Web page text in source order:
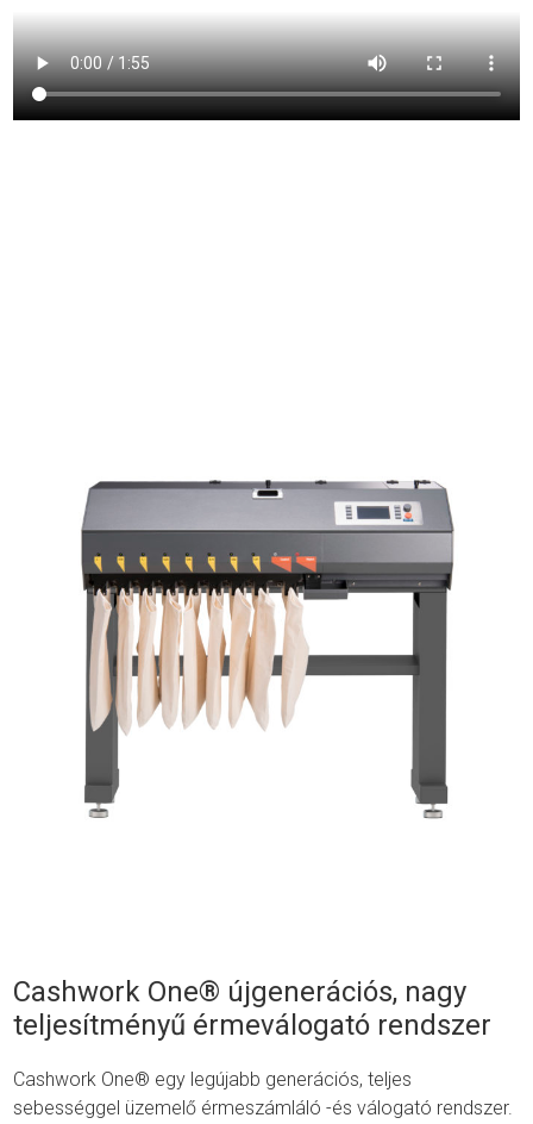
Cashwork One® újgenerációs, nagy
teljesítményű érmeválogató rendszer
Cashwork One® egy legújabb generációs, teljes
sebességgel üzemelő érmeszámláló -és válogató rendszer.